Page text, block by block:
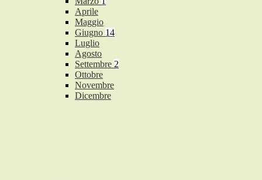
Aprile
Maggio
Giugno 14
Luglio
Agosto
Settembre 2
Ottobre
Novembre
Dicembre